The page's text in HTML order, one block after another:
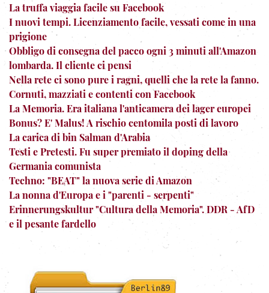
La truffa viaggia facile su Facebook
I nuovi tempi. Licenziamento facile, vessati come in una
prigione
Obbligo di consegna del pacco ogni 3 minuti all'Amazon
lombarda. Il cliente ci pensi
Nella rete ci sono pure i ragni, quelli che la rete la fanno.
Cornuti, mazziati e contenti con Facebook
La Memoria. Era italiana l'anticamera dei lager europei
Bonus? E' Malus! A rischio centomila posti di lavoro
La carica di bin Salman d'Arabia
Testi e Pretesti. Fu super premiato il doping della
Germania comunista
Techno: "BEAT" la nuova serie di Amazon
La nonna d'Europa e i "parenti - serpenti"
Erinnerungskultur "Cultura della Memoria". DDR - AfD
e il pesante fardello